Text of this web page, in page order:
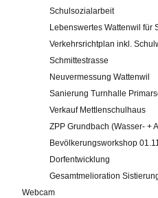
Impressum
Schulsozialarbeit
Lebenswertes Wattenwil für
Verkehrsrichtplan inkl.
Schmittestrasse
Neuvermessung Wattenwil
Sanierung Turnhalle
Verkauf Mettlenschulhaus
ZPP Grundbach (Wasser- +
Bevölkerungsworkshop
Dorfentwicklung
Gesamtmelioration
Webcam